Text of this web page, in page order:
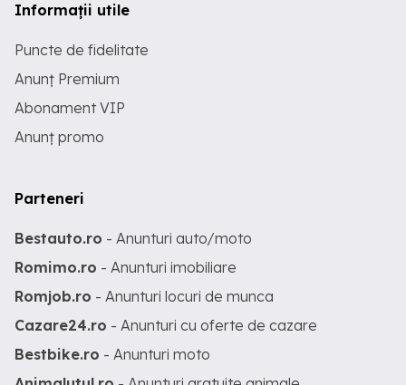
Informații utile
Puncte de fidelitate
Anunț Premium
Abonament VIP
Anunț promo
Parteneri
Bestauto.ro - Anunturi auto/moto
Romimo.ro - Anunturi imobiliare
Romjob.ro - Anunturi locuri de munca
Cazare24.ro - Anunturi cu oferte de cazare
Bestbike.ro - Anunturi moto